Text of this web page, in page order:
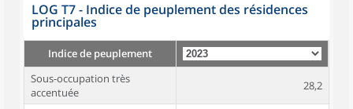
LOG T7 - Indice de peuplement des résidences
principales
Indice de peuplement
Sous-occupation très
accentuée
28,2